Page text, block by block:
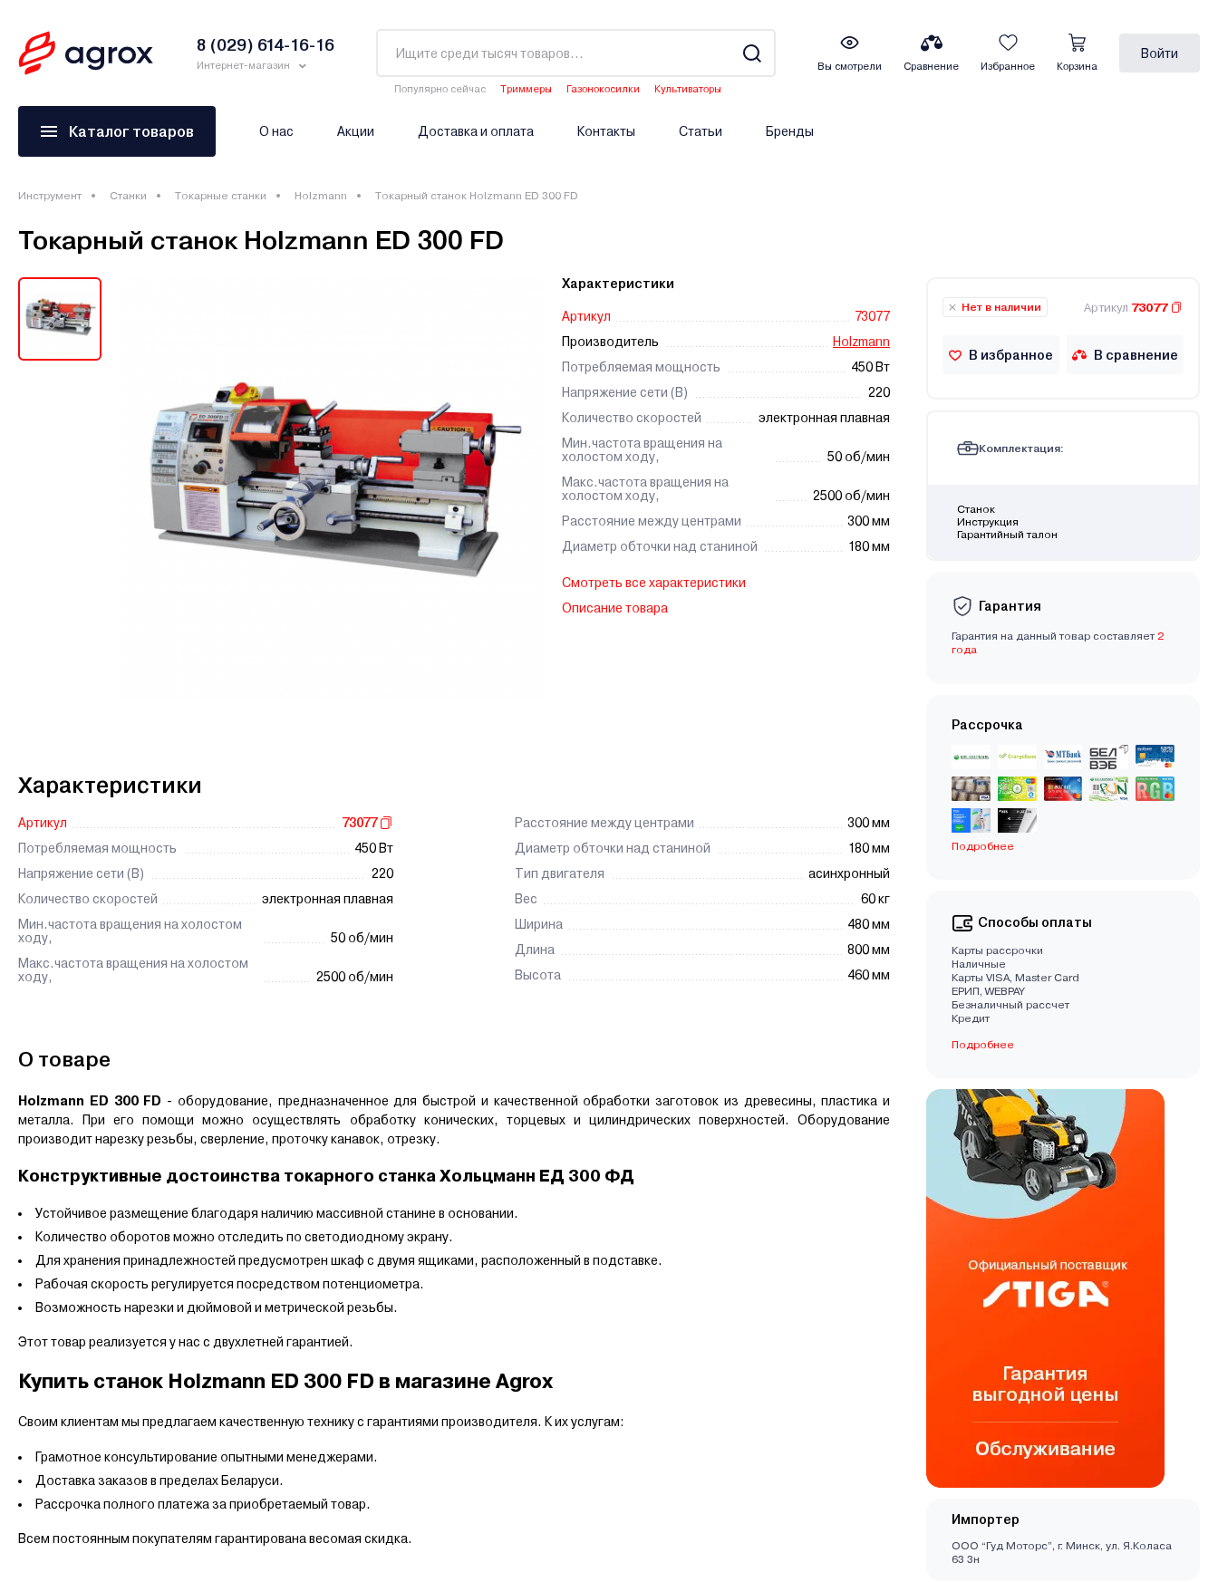
8 (029) 614-16-16
Интернет-магазин
Популярно сейчас Триммеры Газонокосилки
Культиваторы
Вы смотрели Сравнение Избранное Корзина
Войти
Каталог товаров О нас Акции Доставка и оплата Контакты Статьи Бренды
Инструмент Станки Токарные станки Holzmann Токарный станок Holzmann ED 300 FD
Токарный станок Holzmann ED 300 FD
Характеристики
Артикул
73077
Производитель
Holzmann
Потребляемая мощность
450 Вт
Напряжение сети (В)
220
Количество скоростей
электронная плавная
Мин.частота вращения на
холостом ходу,
50 об/мин
Макс.частота вращения на
холостом ходу,
2500 об/мин
Расстояние между центрами
300 мм
Диаметр обточки над станиной
180 мм
Смотреть все характеристики
Описание товара
Характеристики
Артикул
73077
Потребляемая мощность
450 Вт
Напряжение сети (В)
220
Количество скоростей
электронная плавная
Мин.частота вращения на холостом
ходу,
50 об/мин
Макс.частота вращения на холостом
ходу,
2500 об/мин
Расстояние между центрами
300 мм
Диаметр обточки над станиной
180 мм
Тип двигателя
асинхронный
Вес
60 кг
Ширина
480 мм
Длина
800 мм
Высота
460 мм
О товаре
Holzmann ED 300 FD - оборудование, предназначенное для быстрой и качественной обработки заготовок из древесины, пластика и
металла. При его помощи можно осуществлять обработку конических, торцевых и цилиндрических поверхностей. Оборудование
производит нарезку резьбы, сверление, проточку канавок, отрезку.
Конструктивные достоинства токарного станка Хольцманн EД 300 ФД
Устойчивое размещение благодаря наличию массивной станине в основании.
Количество оборотов можно отследить по светодиодному экрану.
Для хранения принадлежностей предусмотрен шкаф с двумя ящиками, расположенный в подставке.
Рабочая скорость регулируется посредством потенциометра.
Возможность нарезки и дюймовой и метрической резьбы.
Этот товар реализуется у нас с двухлетней гарантией.
Купить станок Holzmann ED 300 FD в магазине Agrox
Своим клиентам мы предлагаем качественную технику с гарантиями производителя. К их услугам:
Грамотное консультирование опытными менеджерами.
Доставка заказов в пределах Беларуси.
Рассрочка полного платежа за приобретаемый товар.
Всем постоянным покупателям гарантирована весомая скидка.
Нет в наличии Артикул 73077
В избранное В сравнение
Комплектация:
Станок
Инструкция
Гарантийный талон
Гарантия
Гарантия на данный товар составляет 2
года
Рассрочка
Подробнее
Способы оплаты
Карты рассрочки
Наличные
Карты VISA, Master Card
EРИП, WEBPAY
Безналичный рассчет
Кредит
Подробнее
Импортер
ООО “Гуд Моторс”, г. Минск, ул. Я.Коласа
63 3н